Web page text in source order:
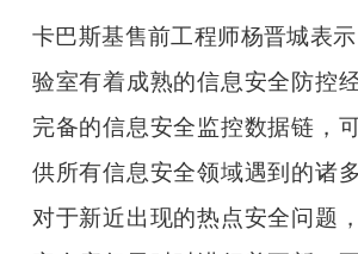
卡巴斯基售前工程师杨晋城表
验室有着成熟的信息安全防控
完备的信息安全监控数据链，
供所有信息安全领域遇到的诸
对于新近出现的热点安全问题